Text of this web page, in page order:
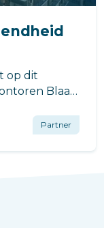
op dit
Blaak
prominente
Partner